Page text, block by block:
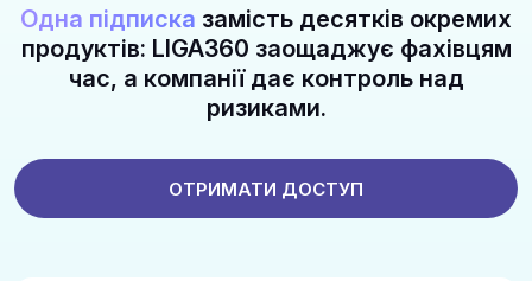
Одна підписка замість десятків окремих
продуктів: LIGA360 заощаджує фахівцям
час, а компанії дає контроль над
ризиками.
ОТРИМАТИ ДОСТУП